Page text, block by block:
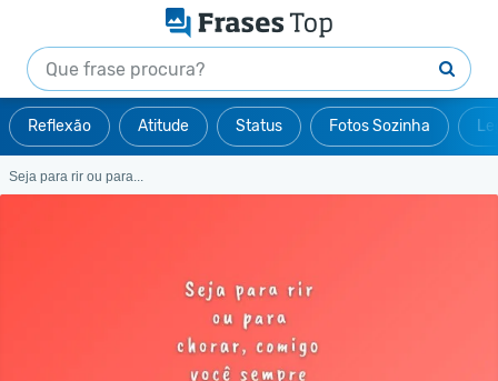
Reflexão Atitude Status Fotos Sozinha
Seja para rir ou para...